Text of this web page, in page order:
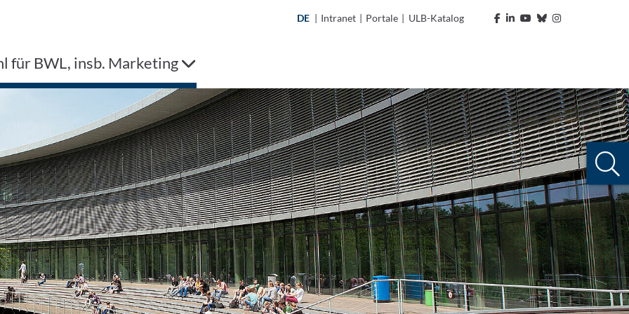
DE | Intranet | Portale | ULB-Katalog
für BWL, insb. Marketing